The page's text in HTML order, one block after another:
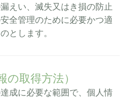
えい、滅失又はき損の防止
全管理のために必要かつ適
とします。
取得方法）
成に必要な範囲で、個人情